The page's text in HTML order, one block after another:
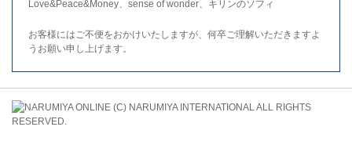
Love&Peace&Money、sense of wonder、キリンのソフィ
お客様にはご不便をおかけいたしますが、何卒ご理解いただきますよ
うお願い申し上げます。